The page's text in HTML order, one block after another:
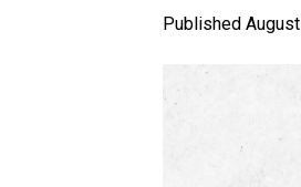
Published